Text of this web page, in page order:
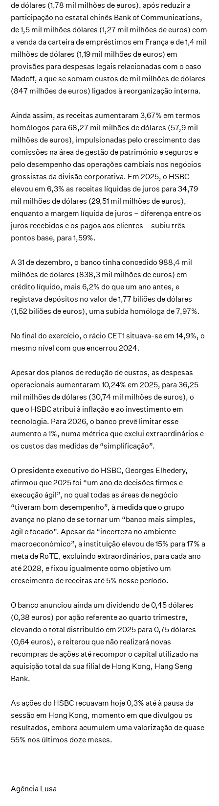
de dólares (1,78 mil milhões de euros), após reduzir a
participação no estatal chinês Bank of Communications,
de 1,5 mil milhões dólares (1,27 mil milhões de euros) com
a venda da carteira de empréstimos em França e de 1,4 mil
milhões de dólares (1,19 mil milhões de euros) em
provisões para despesas legais relacionadas com o caso
Madoff, a que se somam custos de mil milhões de dólares
(847 milhões de euros) ligados à reorganização interna.
Ainda assim, as receitas aumentaram 3,67% em termos
homólogos para 68,27 mil milhões de dólares (57,9 mil
milhões de euros), impulsionadas pelo crescimento das
comissões na área de gestão de património e seguros e
pelo desempenho das operações cambiais nos negócios
grossistas da divisão corporativa. Em 2025, o HSBC
elevou em 6,3% as receitas líquidas de juros para 34,79
mil milhões de dólares (29,51 mil milhões de euros),
enquanto a margem líquida de juros – diferença entre os
juros recebidos e os pagos aos clientes – subiu três
pontos base, para 1,59%.
A 31 de dezembro, o banco tinha concedido 988,4 mil
milhões de dólares (838,3 mil milhões de euros) em
crédito líquido, mais 6,2% do que um ano antes, e
registava depósitos no valor de 1,77 biliões de dólares
(1,52 biliões de euros), uma subida homóloga de 7,97%.
No final do exercício, o rácio CET1 situava-se em 14,9%, o
mesmo nível com que encerrou 2024.
Apesar dos planos de redução de custos, as despesas
operacionais aumentaram 10,24% em 2025, para 36,25
mil milhões de dólares (30,74 mil milhões de euros), o
que o HSBC atribui à inflação e ao investimento em
tecnologia. Para 2026, o banco prevê limitar esse
aumento a 1%, numa métrica que exclui extraordinários e
os custos das medidas de “simplificação”.
O presidente executivo do HSBC, Georges Elhedery,
afirmou que 2025 foi “um ano de decisões firmes e
execução ágil”, no qual todas as áreas de negócio
“tiveram bom desempenho”, à medida que o grupo
avança no plano de se tornar um “banco mais simples,
ágil e focado”. Apesar da “incerteza no ambiente
macroeconómico”, a instituição elevou de 15% para 17% a
meta de RoTE, excluindo extraordinários, para cada ano
até 2028, e fixou igualmente como objetivo um
crescimento de receitas até 5% nesse período.
O banco anunciou ainda um dividendo de 0,45 dólares
(0,38 euros) por ação referente ao quarto trimestre,
elevando o total distribuído em 2025 para 0,75 dólares
(0,64 euros), e reiterou que não realizará novas
recompras de ações até recompor o capital utilizado na
aquisição total da sua filial de Hong Kong, Hang Seng
Bank.
As ações do HSBC recuavam hoje 0,3% até à pausa da
sessão em Hong Kong, momento em que divulgou os
resultados, embora acumulem uma valorização de quase
55% nos últimos doze meses.
Agência Lusa